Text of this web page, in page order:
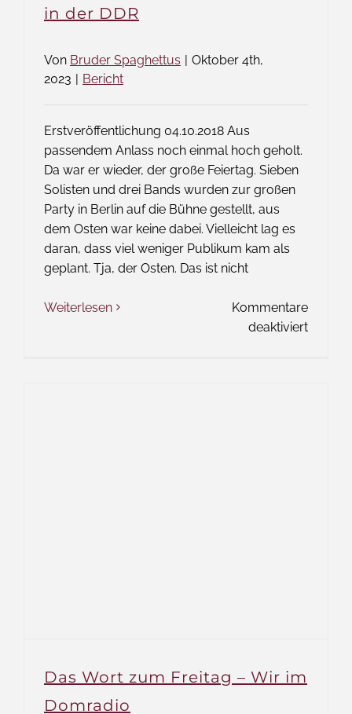
in der DDR
Von Bruder Spaghettus | Oktober 4th,
2023 | Bericht
Erstveröffentlichung 04.10.2018 Aus
passendem Anlass noch einmal hoch geholt.
Da war er wieder, der große Feiertag. Sieben
Solisten und drei Bands wurden zur großen
Party in Berlin auf die Bühne gestellt, aus
dem Osten war keine dabei. Vielleicht lag es
daran, dass viel weniger Publikum kam als
geplant. Tja, der Osten. Das ist nicht
Weiterlesen
Kommentare
deaktiviertfür
Das Wort zum Freitag – Wir im
Domradio